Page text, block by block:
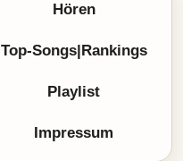
Hören
Top-Songs|Rankings
Playlist
Impressum